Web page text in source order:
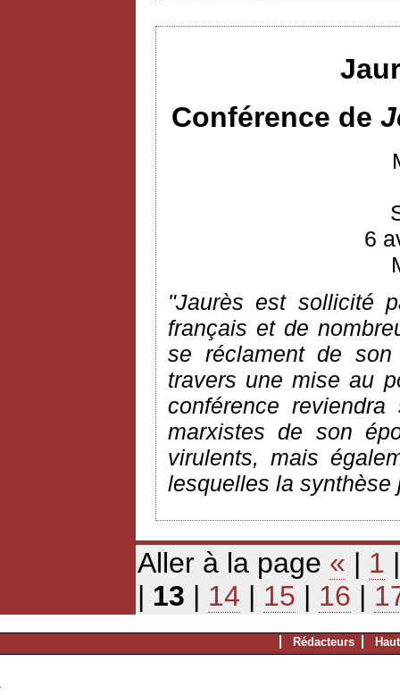
Conférence de
6
"Jaurès est sollicité
français et de
se réclament de
travers une mise au
conférence
marxistes de son
virulents, mais
lesquelles la synthèse
Aller à la page « | 1
| 13 | 14 | 15 | 16 |
Rédacteurs